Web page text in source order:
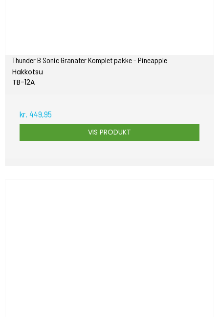
Thunder B Sonic Granater Komplet pakke - Pineapple
Hakkotsu
TB-12A
kr. 449,95
VIS PRODUKT